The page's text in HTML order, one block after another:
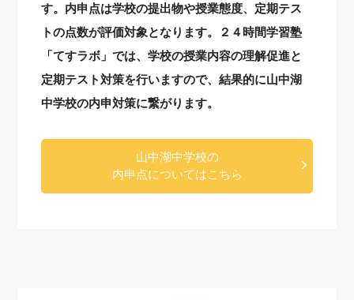
す。内申点は学校の提出物や授業態度、定期テス
トの点数が評価対象となります。２４時間学習塾
「てすラボ」では、学校の授業内容の理解促進と
定期テスト対策を行いますので、結果的に山中湖
中学校の内申対策に繋がります。
山中湖中学校の
内申点についてはこちら